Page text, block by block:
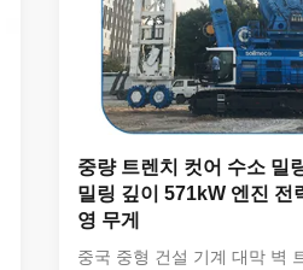
중량 트렌치 컷어 수소 밀
밀링 깊이 571kW 엔진 전
영 무게
중국 중형 건설 기계 대막 벽